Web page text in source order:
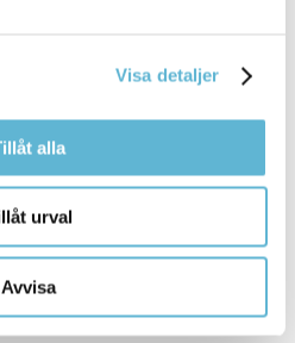
Visa detaljer
alla
urval
Avvisa
25 November 2024